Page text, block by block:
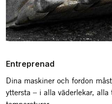
Entreprenad
Dina maskiner och fordon
yttersta – i alla väderlekar,